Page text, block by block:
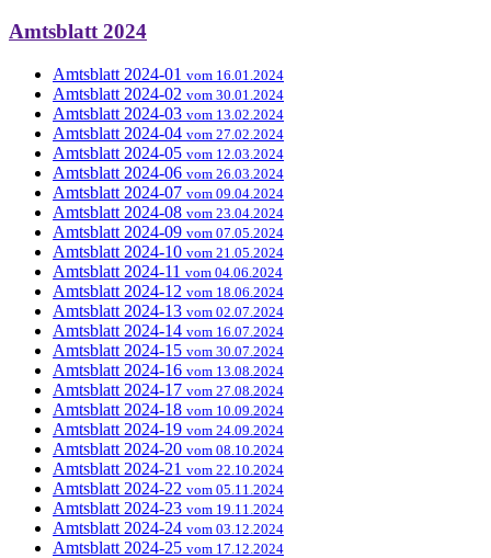
Amtsblatt 2024
Amtsblatt 2024-01 vom 16.01.2024
Amtsblatt 2024-02 vom 30.01.2024
Amtsblatt 2024-03 vom 13.02.2024
Amtsblatt 2024-04 vom 27.02.2024
Amtsblatt 2024-05 vom 12.03.2024
Amtsblatt 2024-06 vom 26.03.2024
Amtsblatt 2024-07 vom 09.04.2024
Amtsblatt 2024-08 vom 23.04.2024
Amtsblatt 2024-09 vom 07.05.2024
Amtsblatt 2024-10 vom 21.05.2024
Amtsblatt 2024-11 vom 04.06.2024
Amtsblatt 2024-12 vom 18.06.2024
Amtsblatt 2024-13 vom 02.07.2024
Amtsblatt 2024-14 vom 16.07.2024
Amtsblatt 2024-15 vom 30.07.2024
Amtsblatt 2024-16 vom 13.08.2024
Amtsblatt 2024-17 vom 27.08.2024
Amtsblatt 2024-18 vom 10.09.2024
Amtsblatt 2024-19 vom 24.09.2024
Amtsblatt 2024-20 vom 08.10.2024
Amtsblatt 2024-21 vom 22.10.2024
Amtsblatt 2024-22 vom 05.11.2024
Amtsblatt 2024-23 vom 19.11.2024
Amtsblatt 2024-24 vom 03.12.2024
Amtsblatt 2024-25 vom 17.12.2024